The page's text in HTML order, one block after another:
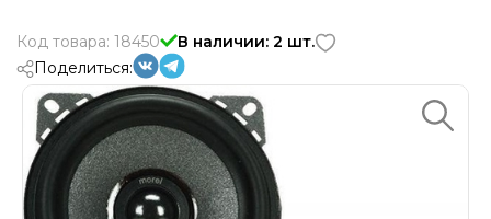
Код товара: 18450
В наличии: 2 шт.
Поделиться: